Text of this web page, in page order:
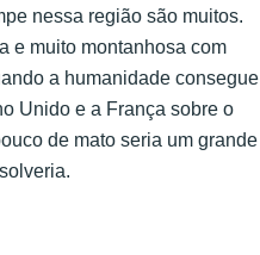
nessa região são muitos.
e muito montanhosa com
a humanidade consegue
Unido e a França sobre o
de mato seria um grande